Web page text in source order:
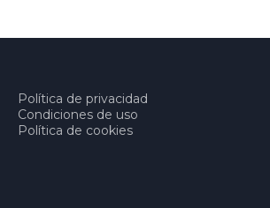
Política de privacidad
Condiciones de uso
Política de cookies